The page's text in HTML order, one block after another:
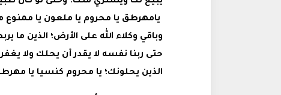
يامهرطق يا محروم يا ملعون يا ممنوع
وباقي وكلاء الله على الأرض؛ الذين ما
حتى ربنا نفسه لا يقدر أن يحلك ولا يغفر
الذين يحلونك؛ يا محروم كنسيا يا